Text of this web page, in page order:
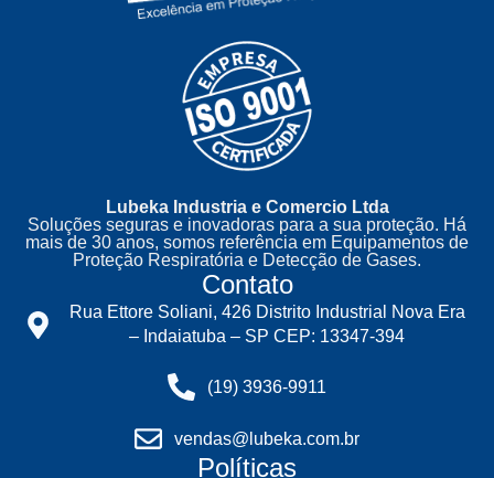
Lubeka Industria e Comercio Ltda
Soluções seguras e inovadoras para a sua proteção. Há
mais de 30 anos, somos referência em Equipamentos de
Proteção Respiratória e Detecção de Gases.
Contato
Rua Ettore Soliani, 426 Distrito Industrial Nova Era
– Indaiatuba – SP CEP: 13347-394
(19) 3936-9911
vendas@lubeka.com.br
Políticas